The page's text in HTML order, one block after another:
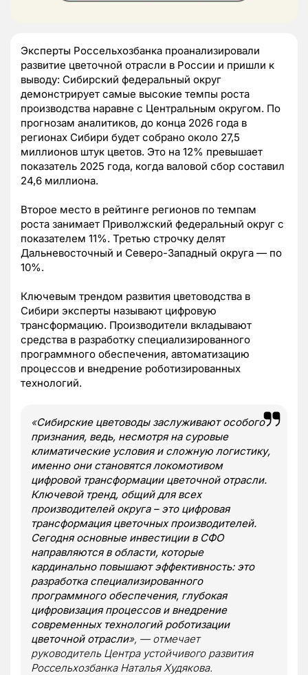
Эксперты Россельхозбанка проанализировали
развитие цветочной отрасли в России и пришли к
выводу: Сибирский федеральный округ
демонстрирует самые высокие темпы роста
производства наравне с Центральным округом. По
прогнозам аналитиков, до конца 2026 года в
регионах Сибири будет собрано около 27,5
миллионов штук цветов. Это на 12% превышает
показатель 2025 года, когда валовой сбор составил
24,6 миллиона.
Второе место в рейтинге регионов по темпам
роста занимает Приволжский федеральный округ с
показателем 11%. Третью строчку делят
Дальневосточный и Северо-Западный округа — по
10%.
Ключевым трендом развития цветоводства в
Сибири эксперты называют цифровую
трансформацию. Производители вкладывают
средства в разработку специализированного
программного обеспечения, автоматизацию
процессов и внедрение роботизированных
технологий.
«Сибирские цветоводы заслуживают особого
признания, ведь, несмотря на суровые
климатические условия и сложную логистику,
именно они становятся локомотивом
цифровой трансформации цветочной отрасли.
Ключевой тренд, общий для всех
производителей округа – это цифровая
трансформация цветочных производителей.
Сегодня основные инвестиции в СФО
направляются в области, которые
кардинально повышают эффективность: это
разработка специализированного
программного обеспечения, глубокая
цифровизация процессов и внедрение
современных технологий роботизации
цветочной отрасли», — отмечает
руководитель Центра устойчивого развития
Россельхозбанка Наталья Худякова.